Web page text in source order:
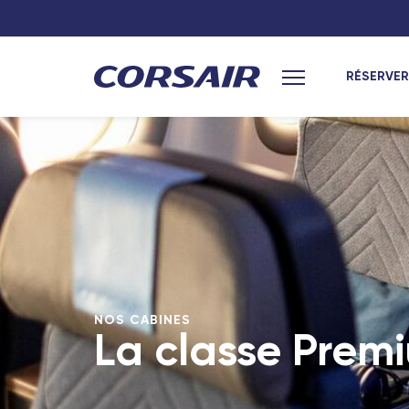
Menu principal
RÉSERVER
NOS CABINES
La classe
Paris
Nantes
Bordeaux
Nîmes - TGV
Lyon Part-Dieu - TGV
Saint-Denis
Port-Louis (Île
Antananarivo
Dzaoudzi
Antilles
Pointe-à-
Fort-de-
Les Saintes